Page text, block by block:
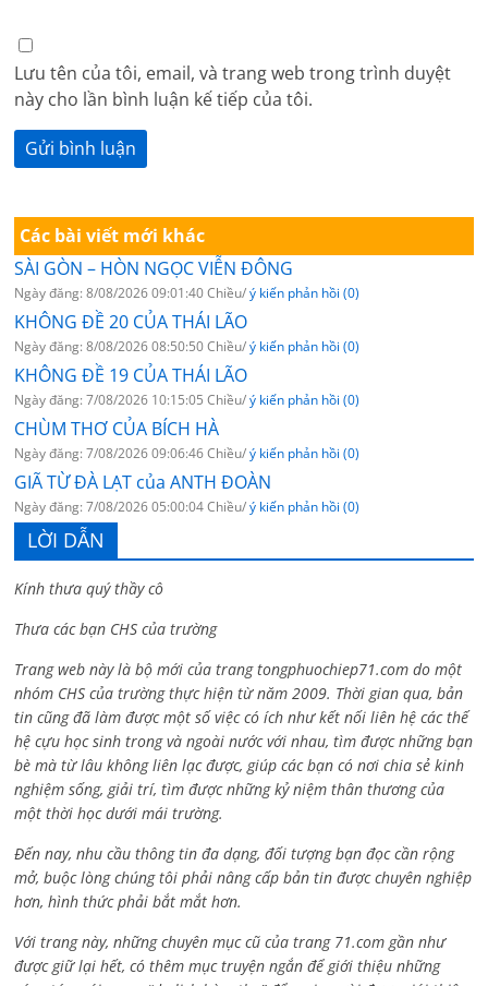
Lưu tên của tôi, email, và trang web trong trình duyệt
này cho lần bình luận kế tiếp của tôi.
Các bài viết mới khác
SÀI GÒN – HÒN NGỌC VIỄN ĐÔNG
Ngày đăng: 8/08/2026 09:01:40 Chiều/ý kiến phản hồi (0)
KHÔNG ĐỀ 20 CỦA THÁI LÃO
Ngày đăng: 8/08/2026 08:50:50 Chiều/ý kiến phản hồi (0)
KHÔNG ĐỀ 19 CỦA THÁI LÃO
Ngày đăng: 7/08/2026 10:15:05 Chiều/ý kiến phản hồi (0)
CHÙM THƠ CỦA BÍCH HÀ
Ngày đăng: 7/08/2026 09:06:46 Chiều/ý kiến phản hồi (0)
GIÃ TỪ ĐÀ LẠT của ANTH ĐOÀN
Ngày đăng: 7/08/2026 05:00:04 Chiều/ý kiến phản hồi (0)
LỜI DẪN
Kính thưa quý thầy cô
Thưa các bạn CHS của trường
Trang web này là bộ mới của trang tongphuochiep71.com do một
nhóm CHS của trường thực hiện từ năm 2009. Thời gian qua, bản
tin cũng đã làm được một số việc có ích như kết nối liên hệ các thế
hệ cựu học sinh trong và ngoài nước với nhau, tìm được những bạn
bè mà từ lâu không liên lạc được, giúp các bạn có nơi chia sẻ kinh
nghiệm sống, giải trí, tìm được những kỷ niệm thân thương của
một thời học dưới mái trường.
Đến nay, nhu cầu thông tin đa dạng, đối tượng bạn đọc cần rộng
mở, buộc lòng chúng tôi phải nâng cấp bản tin được chuyên nghiệp
hơn, hình thức phải bắt mắt hơn.
Với trang này, những chuyên mục cũ của trang 71.com gần như
được giữ lại hết, có thêm mục truyện ngắn để giới thiệu những